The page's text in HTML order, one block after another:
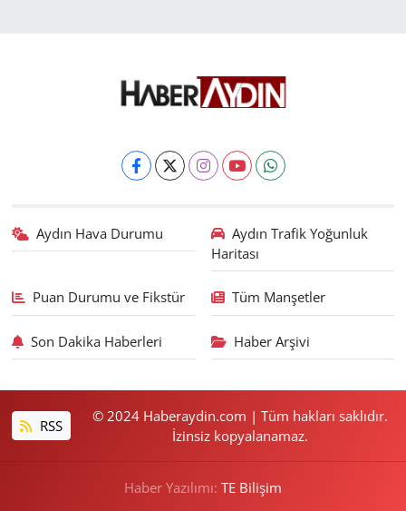
Aydın Hava Durumu
Aydın Trafik Yoğunluk
Haritası
Puan Durumu ve Fikstür Tüm Manşetler
Son Dakika Haberleri Haber Arşivi
RSS
© 2024 Haberaydin.com | Tüm hakları saklıdır.
İzinsiz kopyalanamaz.
Haber Yazılımı: TE Bilişim